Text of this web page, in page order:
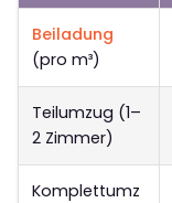
Beiladung
(pro m³)
Teilumzug (1–
2 Zimmer)
Komplettumz